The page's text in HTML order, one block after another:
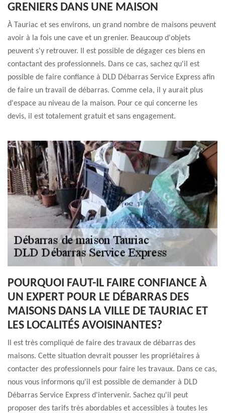
GRENIERS DANS UNE MAISON
À Tauriac et ses environs, un grand nombre de maisons peuvent
avoir à la fois une cave et un grenier. Beaucoup d'objets
peuvent s'y retrouver. Il est possible de dégager ces biens en
contactant des professionnels. Dans ce cas, sachez qu'il est
possible de faire confiance à DLD Débarras Service Express afin
de faire un travail de débarras. Comme cela, il y aurait plus
d'espace au niveau de la maison. Pour ce qui concerne les
devis, il est totalement gratuit et sans engagement.
POURQUOI FAUT-IL FAIRE CONFIANCE À
UN EXPERT POUR LE DÉBARRAS DES
MAISONS DANS LA VILLE DE TAURIAC ET
LES LOCALITÉS AVOISINANTES?
Il est très compliqué de faire des travaux de débarras des
maisons. Cette situation devrait pousser les propriétaires à
contacter des professionnels pour faire les travaux. Dans ce cas,
nous vous informons qu'il est possible de demander à DLD
Débarras Service Express d'intervenir. Sachez qu'il peut
proposer des tarifs très abordables et accessibles à toutes les